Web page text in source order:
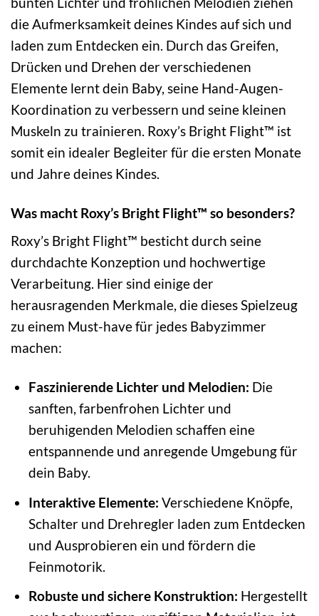
die Aufmerksamkeit deines Kindes auf sich und
laden zum Entdecken ein. Durch das Greifen,
Drücken und Drehen der verschiedenen
Elemente lernt dein Baby, seine Hand-Augen-
Koordination zu verbessern und seine kleinen
Muskeln zu trainieren. Roxy’s Bright Flight™ ist
somit ein idealer Begleiter für die ersten Monate
und Jahre deines Kindes.
Was macht Roxy’s Bright Flight™ so besonders?
Roxy’s Bright Flight™ besticht durch seine
durchdachte Konzeption und hochwertige
Verarbeitung. Hier sind einige der
herausragenden Merkmale, die dieses Spielzeug
zu einem Must-have für jedes Babyzimmer
machen:
Faszinierende Lichter und Melodien: Die
sanften, farbenfrohen Lichter und
beruhigenden Melodien schaffen eine
entspannende und anregende Umgebung für
dein Baby.
Interaktive Elemente: Verschiedene Knöpfe,
Schalter und Drehregler laden zum Entdecken
und Ausprobieren ein und fördern die
Feinmotorik.
Robuste und sichere Konstruktion: Hergestellt